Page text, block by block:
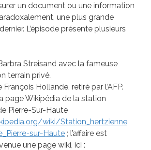
un document ou une information
une plus grande
L’épisode présente plusieurs
Streisand avec la fameuse
terrain privé.
Hollande, retiré par l’AFP.
page Wikipédia de la station
Pierre-Sur-Haute
wiki/Station_hertzienne
sur-Haute; l’affaire est
une page wiki, ici :